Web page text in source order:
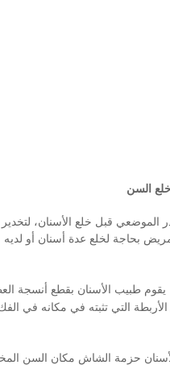
السن
الموضعي قبل خلع الأسنان،
بحاجة لخلع عدة أسنان أو
يقوم طبيب الأسنان بقطع أنسجة
التي تثبته في مكانه في
حزمة الشاش مكان السن